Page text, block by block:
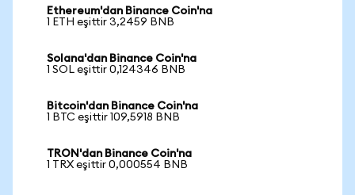
Ethereum'dan Binance Coin'na
1 ETH eşittir 3,2459 BNB
Solana'dan Binance Coin'na
1 SOL eşittir 0,124346 BNB
Bitcoin'dan Binance Coin'na
1 BTC eşittir 109,5918 BNB
TRON'dan Binance Coin'na
1 TRX eşittir 0,000554 BNB